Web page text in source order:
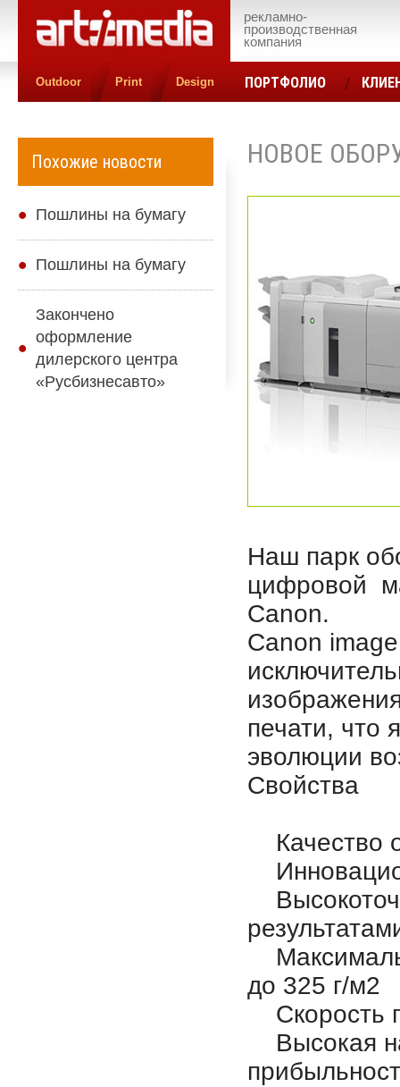
рекламно-
производственная
компания
Outdoor Print Design ПОРТФОЛИО
Похожие новости
Пошлины на бумагу
Пошлины на бумагу
Закончено
оформление
дилерского центра
«Русбизнесавто»
НОВОЕ
Наш парк
цифровой
Canon.
Canon
печати, что
эволюции
Свойства
Качество
до 325 г/м2
Скорость
Высокая